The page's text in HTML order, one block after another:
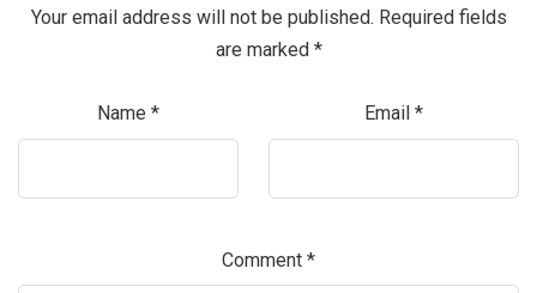
Your email address will not be published. Required fields
are marked *
Name * Email *
Comment *